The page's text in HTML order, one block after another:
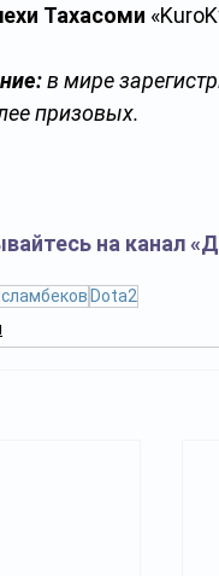
Тахасоми
в мире
призовых.
на канал
Dota2